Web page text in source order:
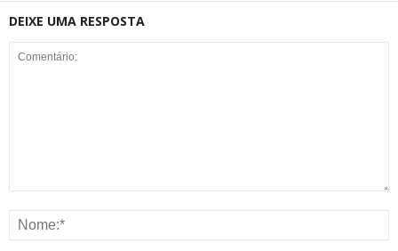
DEIXE UMA RESPOSTA